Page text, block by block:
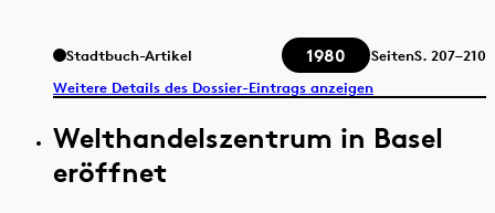
Stadtbuch-Artikel 1980 SeitenS. 207–210
Weitere Details des Dossier-Eintrags anzeigen
Welthandelszentrum in Basel
eröffnet